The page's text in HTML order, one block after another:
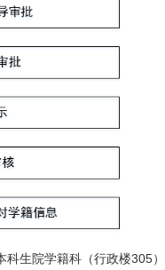
生院学籍科（行政楼305）